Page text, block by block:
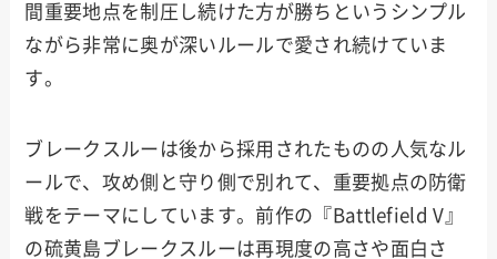
間重要地点を制圧し続けた方が勝ちというシンプル
ながら非常に奥が深いルールで愛され続けていま
す。
ブレークスルーは後から採用されたものの人気なル
ールで、攻め側と守り側で別れて、重要拠点の防衛
戦をテーマにしています。前作の『Battlefield V』
の硫黄島ブレークスルーは再現度の高さや面白さ